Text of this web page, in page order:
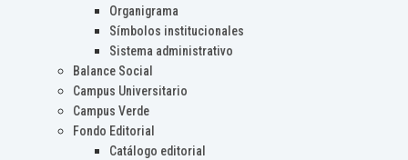
Organigrama
Símbolos institucionales
Sistema administrativo
Balance Social
Campus Universitario
Campus Verde
Fondo Editorial
Catálogo editorial